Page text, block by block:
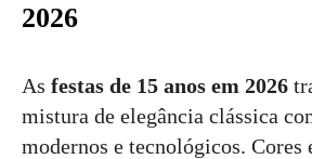
2026
As festas de 15 anos em 2026
mistura de elegância clássica
modernos e tecnológicos. Cores